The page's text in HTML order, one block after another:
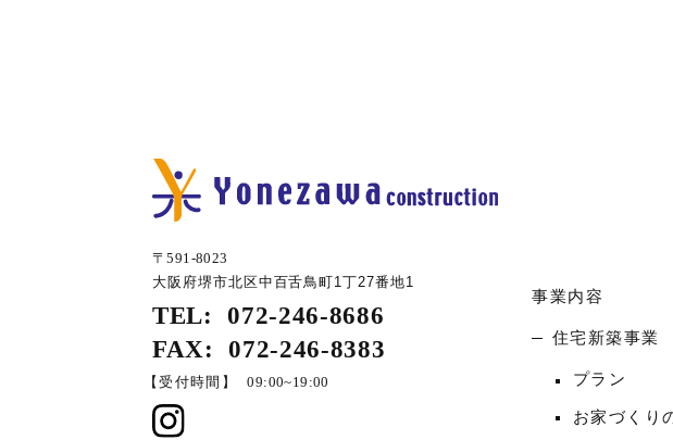
〒591-8023
大阪府堺市北区中百舌鳥町1丁27番地1
TEL:
072-246-8686
FAX:
072-246-8383
【受付時間】 09:00~19:00
事業内容
住宅新築事業
プラン
お家づくり